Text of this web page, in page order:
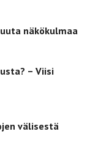
näkökulmaa
– Viisi
välisestä